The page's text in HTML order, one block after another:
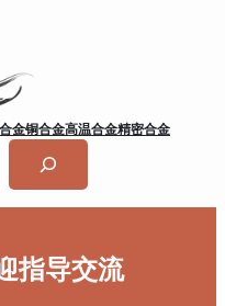
金铜合金高温合金精密合金
指导交流